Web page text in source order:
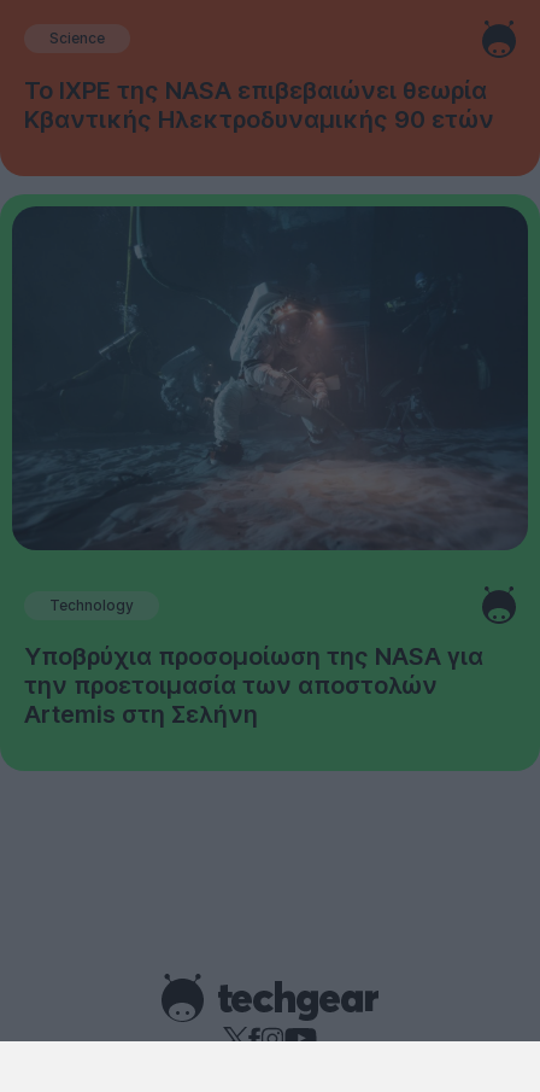
Science
Το IXPE της NASA επιβεβαιώνει θεωρία
Κβαντικής Ηλεκτροδυναμικής 90 ετών
Technology
Υποβρύχια προσομοίωση της NASA για
την προετοιμασία των αποστολών
Artemis στη Σελήνη